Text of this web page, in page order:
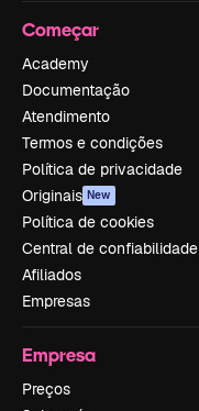
Começar
Academy
Documentação
Atendimento
Termos e condições
Política de privacidade
Originais New
Política de cookies
Central de confiabilidade
Afiliados
Empresas
Empresa
Preços